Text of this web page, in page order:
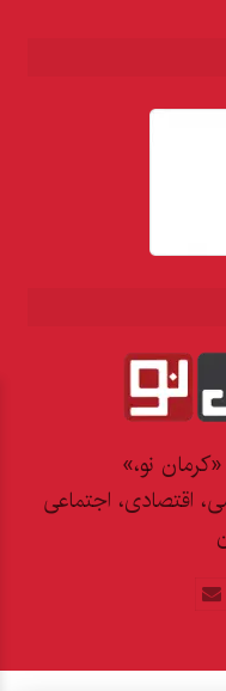
نو،»
اقتصادی، اجتماعی